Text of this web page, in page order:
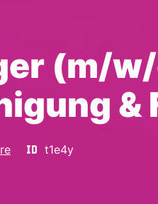
(m/
t1e4y